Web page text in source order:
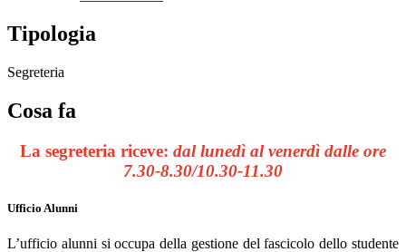
Tipologia
Segreteria
Cosa fa
La segreteria riceve: dal lunedì al venerdì dalle ore
7.30-8.30/10.30-11.30
Ufficio Alunni
L’ufficio alunni si occupa della gestione del fascicolo dello studente